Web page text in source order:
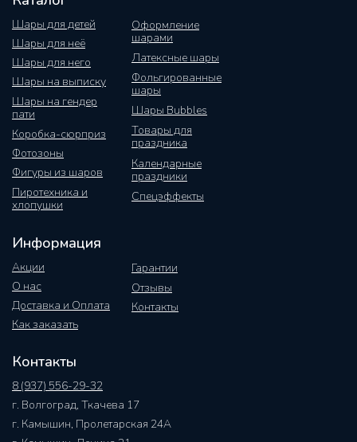
Шары для детей
Шары для неё
Шары на выписку
Шары на гендер
пати
Коробка-сюрприз
Фотозоны
Оформление
шарами
Фигуры из шаров
Латексные шары
Фольгированные
шары
Шары Bubbles
Шары для него
Товары для
праздника
Календарные
праздники
Пиротехника и
хлопушки
Спецэффекты
Информация
Акции
О нас
Как заказать
Гарантии
Отзывы
Контакты
Доставка и Оплата
Контакты
8 (937) 556-29-32
г. Волгоград, Ткачева 17
г. Камышин, Пролетарская 24А